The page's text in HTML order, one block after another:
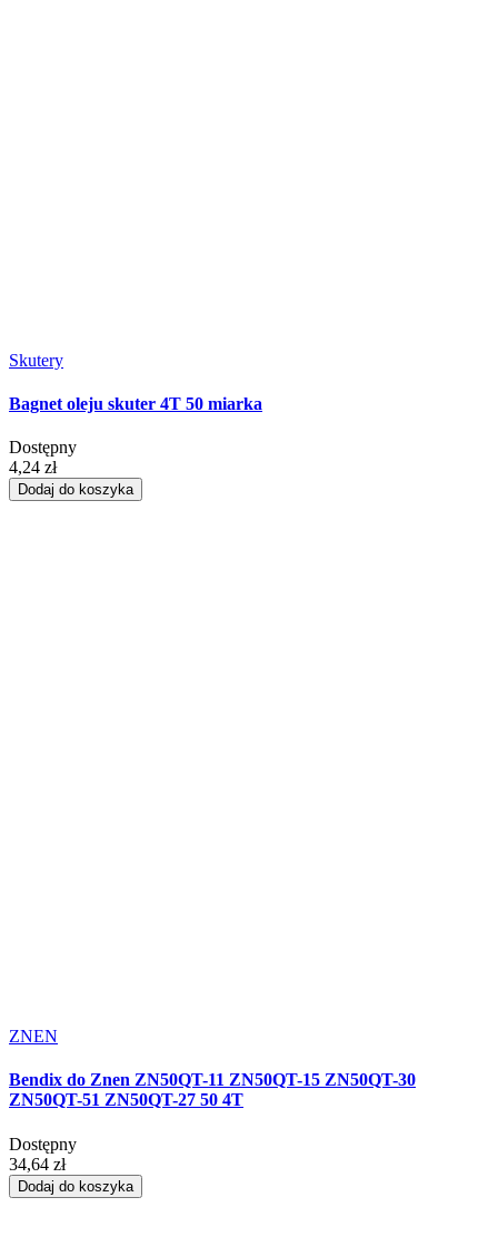
Skutery
Bagnet oleju skuter 4T 50 miarka
Dostępny
4,24 zł
Dodaj do koszyka
ZNEN
Bendix do Znen ZN50QT-11 ZN50QT-15 ZN50QT-30
ZN50QT-51 ZN50QT-27 50 4T
Dostępny
34,64 zł
Dodaj do koszyka